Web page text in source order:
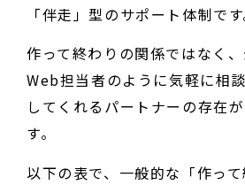
「伴走」型のサポート体制です
作って終わりの関係ではなく
Web担当者のように気軽に相
してくれるパートナーの存在
す。
以下の表で、一般的な「作っ